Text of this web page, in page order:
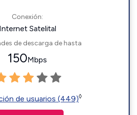
Conexión:
Internet Satelital
de descarga de hasta
150Mbps
de usuarios (449)◊